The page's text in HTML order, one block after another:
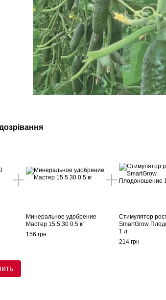
Минеральное удобрение
Мастер 15.5.30 0.5 кг
156 грн
Стимулятор
SmartGrow
1 л
214 грн